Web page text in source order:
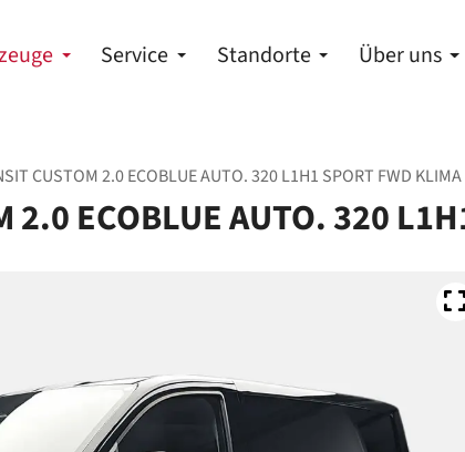
Service Standorte Über uns
CUSTOM 2.0 ECOBLUE AUTO. 320 L1H1 SPORT FWD KLIMA
2.0 ECOBLUE AUTO. 320